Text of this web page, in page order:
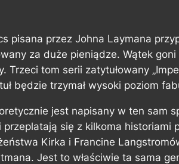
pisana przez Johna Laymana
za duże pieniądze. Wątek goni
Trzeci tom serii zatytułowany
będzie trzymał wysoki poziom
jest napisany w ten sam
się z kilkoma historiami
Kirka i Francine
Jest to właściwie ta sama